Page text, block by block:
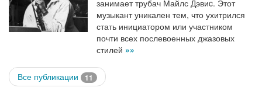
занимает трубач Майлс Дэвиc. Этот
музыкант уникален тем, что ухитрился
стать инициатором или участником
почти всех послевоенных джазовых
стилей »»
Все публикации 11